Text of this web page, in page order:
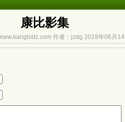
康比影集
作者：jzdg 2018年06月14